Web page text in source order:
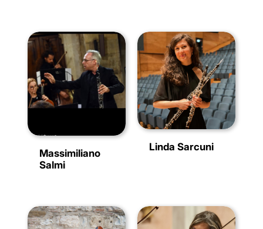
Massimiliano
Salmi
Linda Sarcuni